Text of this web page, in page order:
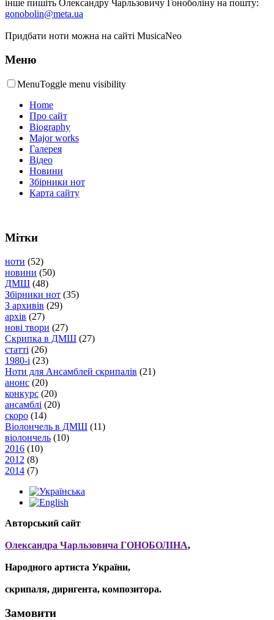
інше пишіть Олександру Чарльзовичу Гоноболіну на пошту:
gonobolin@meta.ua
Придбати ноти можна на сайті MusicaNeo
Меню
MenuToggle menu visibility
Home
Про сайт
Biography
Major works
Галерея
Відео
Новини
Збірники нот
Карта сайту
Мітки
ноти (52)
новини (50)
ДМШ (48)
Збірники нот (35)
З архивів (29)
архів (27)
нові твори (27)
Скрипка в ДМШ (27)
статті (26)
1980-і (23)
Ноти для Ансамблей скрипалів (21)
анонс (20)
конкурс (20)
ансамблі (20)
скоро (14)
Віолончель в ДМШ (11)
віолончель (10)
2016 (10)
2012 (8)
2014 (7)
Авторський сайт
Олександра Чарльзовича ГОНОБОЛІНА,
Народного артиста України,
скрипаля, диригента, композитора.
Замовити